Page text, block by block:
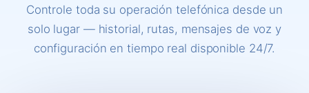
Controle toda su operación telefónica desde un
solo lugar — historial, rutas, mensajes de voz y
configuración en tiempo real disponible 24/7.